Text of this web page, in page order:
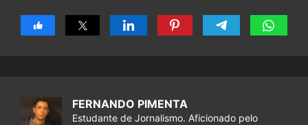
FERNANDO PIMENTA
Estudante de Jornalismo. Aficionado pelo